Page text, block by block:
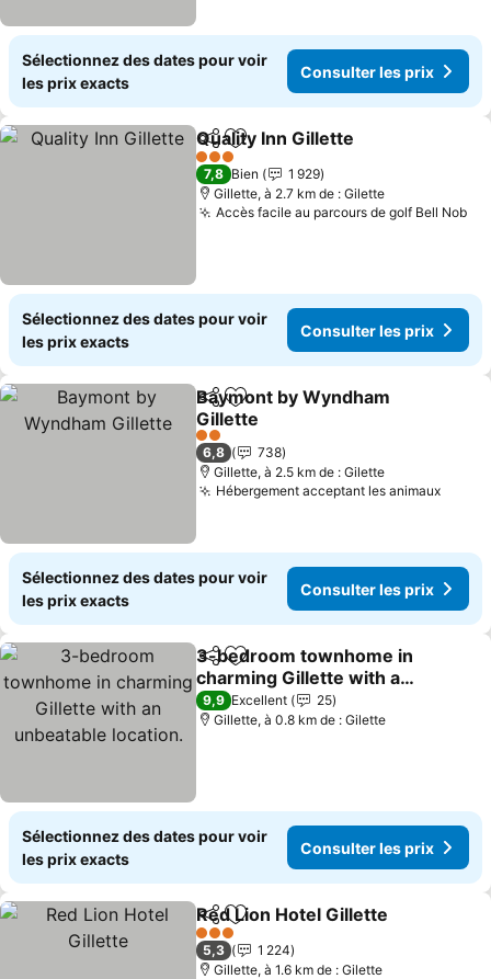
Sélectionnez des dates pour voir
les prix exacts
Consulter les prix
PartagerAjouter à mes favoris
Quality Inn Gillette
3 Étoiles
7,8 Bien
1 929
Gillette, à 2.7 km de : Gilette
Accès facile au parcours de golf Bell Nob
Sélectionnez des dates pour voir
les prix exacts
Consulter les prix
PartagerAjouter à mes favoris
Baymont by Wyndham
Gillette
Consulter les prix
2 Étoiles
6,8
738
Gillette, à 2.5 km de : Gilette
Hébergement acceptant les animaux
Sélectionnez des dates pour voir
les prix exacts
Consulter les prix
PartagerAjouter à mes favoris
3-bedroom townhome in
charming Gillette with an
unbeatable location.
Consulter les prix
9,9 Excellent
25
Gillette, à 0.8 km de : Gilette
Sélectionnez des dates pour voir
les prix exacts
Consulter les prix
PartagerAjouter à mes favoris
Red Lion Hotel Gillette
3 Étoiles
5,3
1 224
Gillette, à 1.6 km de : Gilette